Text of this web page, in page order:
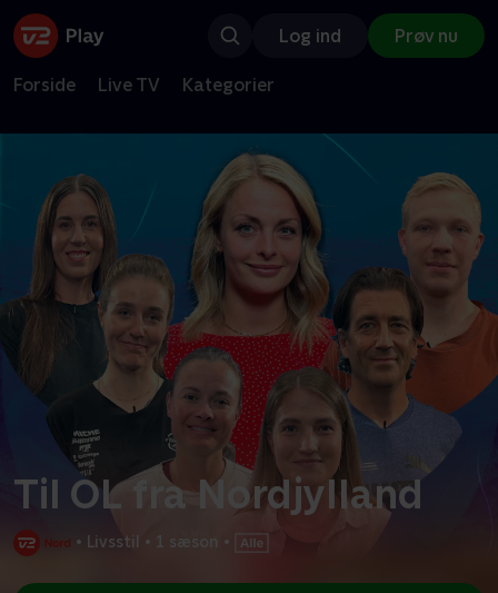
Log ind Prøv nu
Forside Live TV Kategorier
Til OL fra Nordjylland
• Livsstil • 1 sæson •